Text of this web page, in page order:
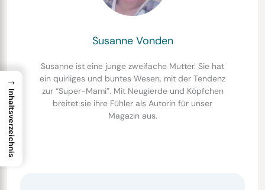
Susanne Vonden
Susanne ist eine junge zweifache Mutter. Sie hat
ein quirliges und buntes Wesen, mit der Tendenz
zur “Super-Mami”. Mit Neugierde und Köpfchen
breitet sie ihre Fühler als Autorin für unser
Magazin aus.
→
Inhaltsverzeichnis